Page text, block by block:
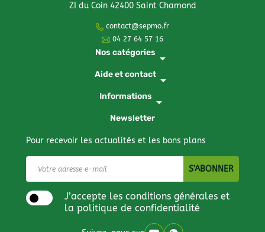
ZI du Coin 42400 Saint Chamond
contact@sepmo.fr
04 27 64 57 16
Nos catégories arrow_drop_down
Aide et contact arrow_drop_down
Informations arrow_drop_down
Newsletter
Pour recevoir les actualités et les bons plans
J’accepte les conditions générales et
la politique de confidentialité